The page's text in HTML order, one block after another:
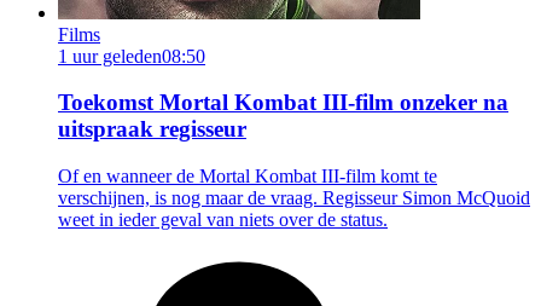
Films
1 uur geleden08:50
Toekomst Mortal Kombat III-film onzeker na
uitspraak regisseur
Of en wanneer de Mortal Kombat III-film komt te
verschijnen, is nog maar de vraag. Regisseur Simon McQuoid
weet in ieder geval van niets over de status.